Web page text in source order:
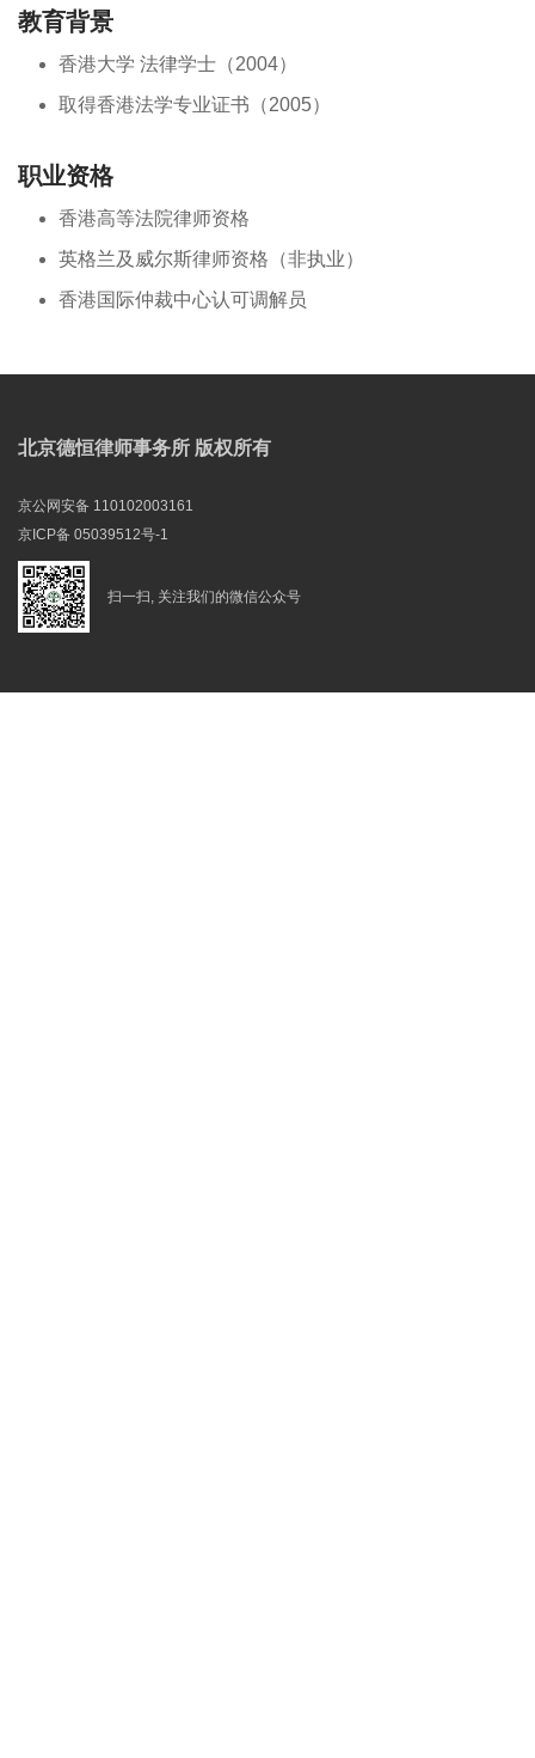
教育背景
香港大学 法律学士（2004）
取得香港法学专业证书（2005）
职业资格
香港高等法院律师资格
英格兰及威尔斯律师资格（非执业）
香港国际仲裁中心认可调解员
北京德恒律师事务所 版权所有
京公网安备 110102003161
京ICP备 05039512号-1
扫一扫, 关注我们的微信公众号